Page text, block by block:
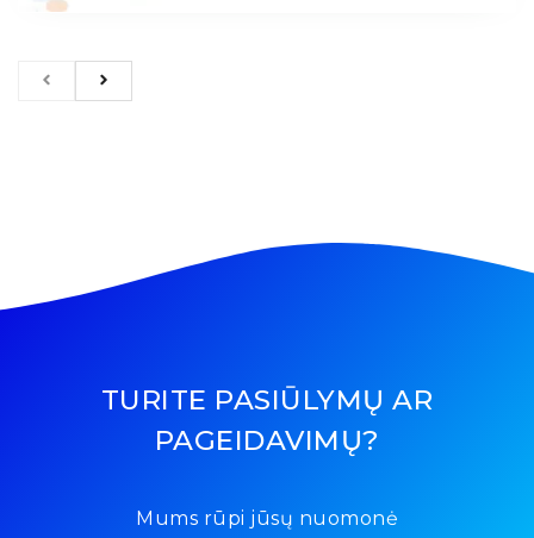
TURITE PASIŪLYMŲ AR
PAGEIDAVIMŲ?
Mums rūpi jūsų nuomonė